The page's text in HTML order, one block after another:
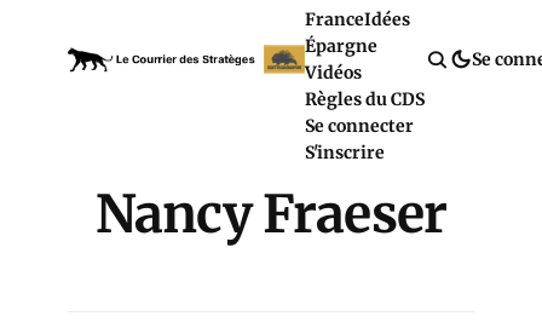
FranceIdées
Épargne
Vidéos
Règles du CDS
Se connecter
S'inscrire
Se
Nancy Fraeser